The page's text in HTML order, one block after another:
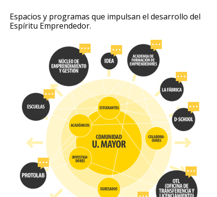
Espacios y programas que impulsan el desarrollo del
Espíritu Emprendedor.